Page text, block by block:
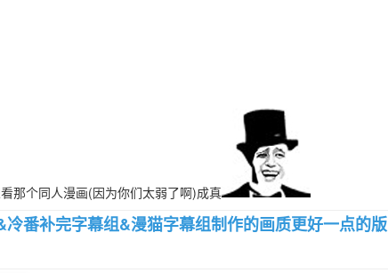
那个同人漫画(因为你们太弱了啊)成真
番补完字幕组&漫猫字幕组制作的画质更好一点的版